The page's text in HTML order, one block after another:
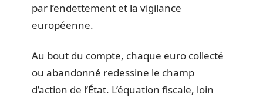
par l’endettement et la vigilance
européenne.
Au bout du compte, chaque euro collecté
ou abandonné redessine le champ
d’action de l’État. L’équation fiscale, loin